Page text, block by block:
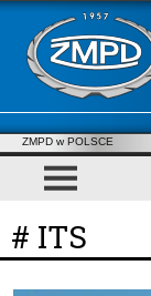
ZMPD w POLSCE
# ITS